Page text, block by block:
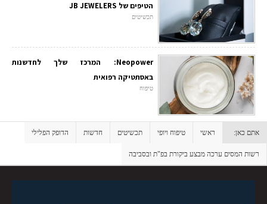
הטיפים של JB JEWELERS
תכשיטים
Neopower: המרכז שלך לחדשנות
באסתטיקה רפואית
טיפוח
אתם כאן: ראשי טיפוח ויופי תכשיטים חדשות הדופק הפלילי
רשות המסים ערכה מבצע ביקורת בפ"ת ובסביבה